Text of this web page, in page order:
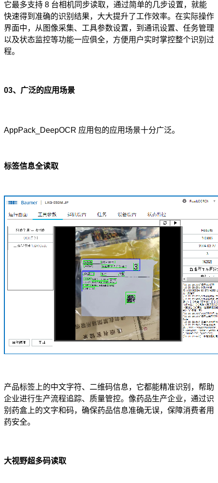
它最多支持 8 台相机同步读取，通过简单的几步设置，就能
快速得到准确的识别结果，大大提升了工作效率。在实际操作
界面中，从图像采集、工具参数设置，到通讯设置、任务管理
以及状态监控等功能一应俱全，方便用户实时掌控整个识别过
程。
03、广泛的应用场景
AppPack_DeepOCR 应用包的应用场景十分广泛。
标签信息全读取
产品标签上的中文字符、二维码信息，它都能精准识别，帮助
企业进行生产流程追踪、质量管控。像药品生产企业，通过识
别药盒上的文字和码，确保药品信息准确无误，保障消费者用
药安全。
大视野超多码读取